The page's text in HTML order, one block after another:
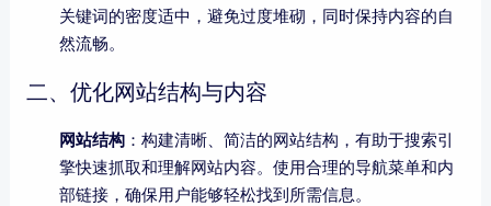
关键词的密度适中，避免过度堆砌，同时保持内容的自
然流畅。
二、优化网站结构与内容
网站结构：构建清晰、简洁的网站结构，有助于搜索引
擎快速抓取和理解网站内容。使用合理的导航菜单和内
部链接，确保用户能够轻松找到所需信息。